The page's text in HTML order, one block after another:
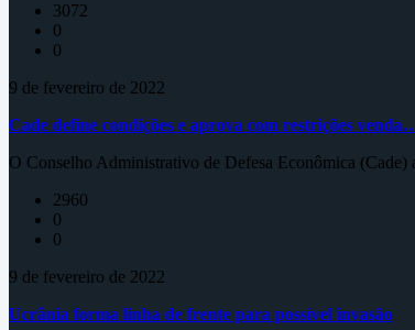
3072
0
0
9 de fevereiro de 2022
Cade define condições e aprova com restrições
O Conselho Administrativo de Defesa Econômica
2960
0
0
9 de fevereiro de 2022
Ucrânia forma linha de frente para possível invasão